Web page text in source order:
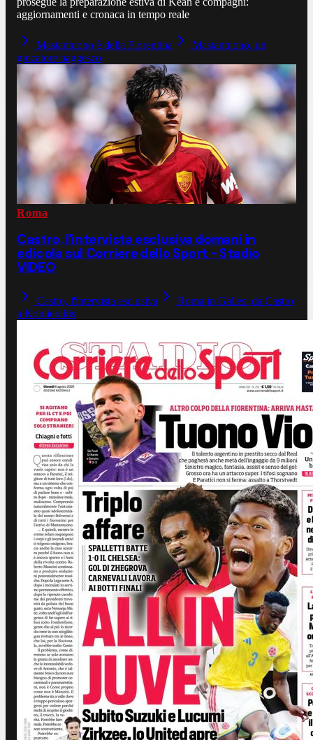
aggiornamenti e cronaca in tempo reale
Mastantuono è della Fiorentina
Mastantuono, un
giocatore baggesco
Roma
Castro, l'intervista esclusiva domani in
edicola sul Corriere dello Sport - Stadio
VIDEO
Castro, l'intervista esclusiva
Roma in Galles: da Castro
a Koulierakis